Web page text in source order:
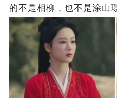
的不是相柳，也不是涂山
他